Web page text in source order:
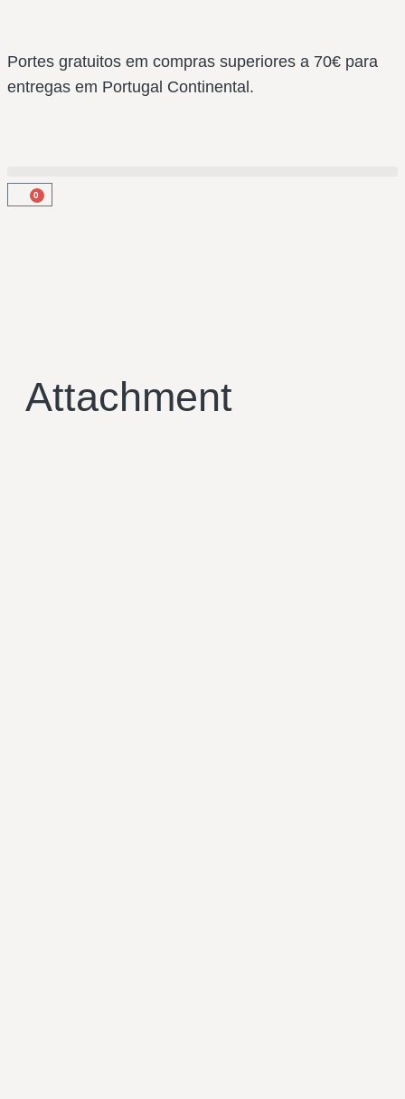
Portes gratuitos em compras superiores a 70€ para
entregas em Portugal Continental.
0
Attachment